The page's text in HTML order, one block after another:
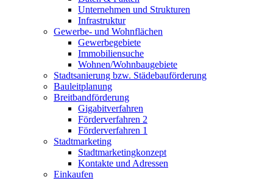
Unternehmen und Strukturen
Infrastruktur
Gewerbe- und Wohnflächen
Gewerbegebiete
Immobiliensuche
Wohnen/Wohnbaugebiete
Stadtsanierung bzw. Städebauförderung
Bauleitplanung
Breitbandförderung
Gigabitverfahren
Förderverfahren 2
Förderverfahren 1
Stadtmarketing
Stadtmarketingkonzept
Kontakte und Adressen
Einkaufen